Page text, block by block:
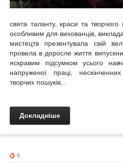
свята таланту, краси та
особливим для вихованців,
мистецтв презентувала свій
провела в доросле життя
яскравим підсумком усього
напруженої праці,
творчих пошуків...
Докладніше
6